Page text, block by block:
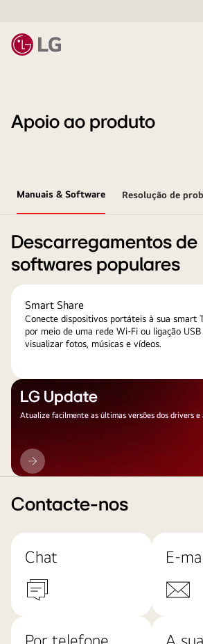
Apoio ao produto
Manuais & Software Resolução de
Descarregamentos de
softwares populares
Smart Share
Conecte dispositivos portáteis à sua smart
por meio de uma rede Wi-Fi ou ligação USB
visualizar fotos, músicas e vídeos.
LG Update
Atualize facilmente as últimas versões dos drivers e
LG
Update
Contacte-nos
Chat E-
Por telefone
A